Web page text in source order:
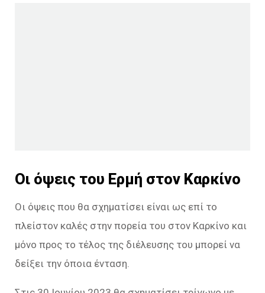
Οι όψεις του Ερμή στον Καρκίνο
Οι όψεις που θα σχηματίσει είναι ως επί το
πλείστον καλές στην πορεία του στον Καρκίνο και
μόνο προς το τέλος της διέλευσης του μπορεί να
δείξει την όποια ένταση.